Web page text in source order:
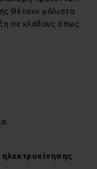
θέτουν μάλιστα
σε κλάδους όπως: